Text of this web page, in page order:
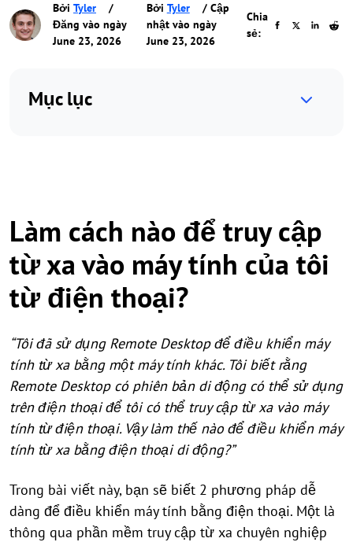
Bởi Tyler
/
Đăng vào ngày
June 23, 2026
Bởi Tyler
/ Cập
nhật vào ngày
June 23, 2026
Chia
sẻ:
Mục lục
Làm cách nào để truy cập
từ xa vào máy tính của tôi
từ điện thoại?
“Tôi đã sử dụng Remote Desktop để điều khiển máy
tính từ xa bằng một máy tính khác. Tôi biết rằng
Remote Desktop có phiên bản di động có thể sử dụng
trên điện thoại để tôi có thể truy cập từ xa vào máy
tính từ điện thoại. Vậy làm thế nào để điều khiển máy
tính từ xa bằng điện thoại di động?”
Trong bài viết này, bạn sẽ biết 2 phương pháp dễ
dàng để điều khiển máy tính bằng điện thoại. Một là
thông qua phần mềm truy cập từ xa chuyên nghiệp